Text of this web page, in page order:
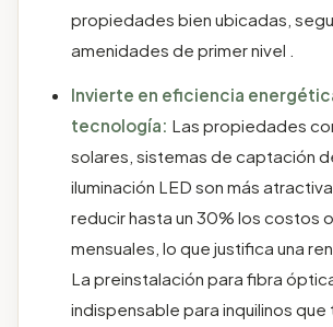
propiedades bien ubicadas,
amenidades de primer nivel .
Invierte en eficiencia
tecnología: Las propiedades
solares, sistemas de captación
iluminación LED son más
reducir hasta un 30% los costos
mensuales, lo que justifica una
La preinstalación para fibra
indispensable para inquilinos que